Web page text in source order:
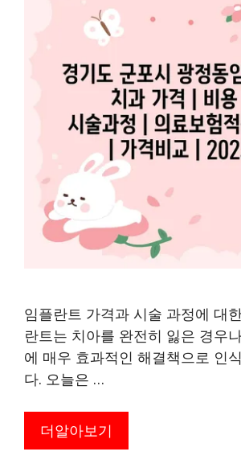
임플란트 가격과 시술 과정에 대
란트는 치아를 완전히 잃은 경우
에 매우 효과적인 해결책으로 인
다. 오늘은 …
더알아보기